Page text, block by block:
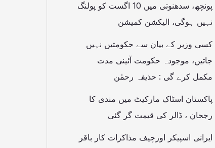
پونچھ، سدھنوتی میں 10 اگست کو پولنگ
نہیں ہوگی، الیکشن کمیشن
کسی وزیر کے بیان سے حکومتیں نہیں
جاتیں، موجودہ حکومت آئینی مدت
مکمل کرے گی : حذیفہ رحمٰن
پاکستان اسٹاک مارکیٹ میں مندی کا
رجحان ، ڈالر کی قیمت گر گئی
ایرانی اسپیکر اورچیف مذاکرات کار باقر